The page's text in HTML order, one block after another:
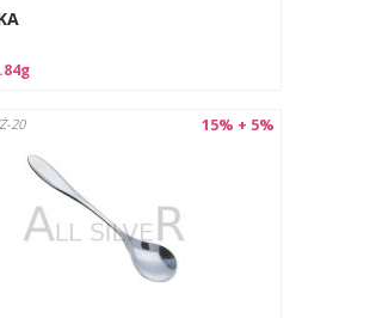
15% + 5%
20